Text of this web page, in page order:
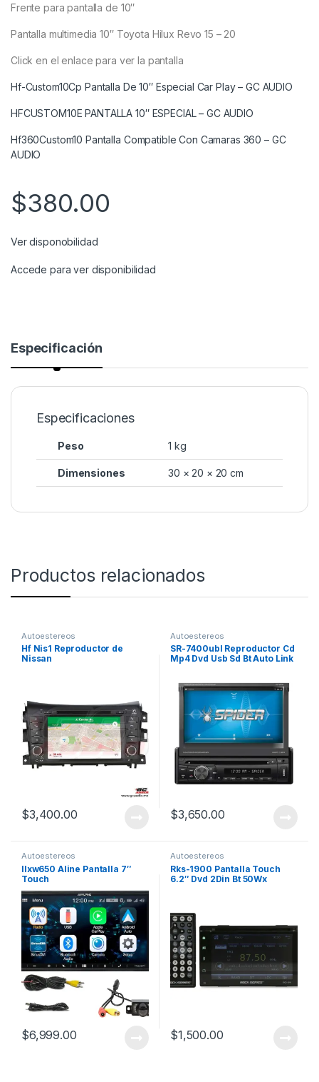
Frente para pantalla de 10″
Pantalla multimedia 10″ Toyota Hilux Revo 15 – 20
Click en el enlace para ver la pantalla
Hf-Custom10Cp Pantalla De 10″ Especial Car Play – GC AUDIO
HFCUSTOM10E PANTALLA 10″ ESPECIAL – GC AUDIO
Hf360Custom10 Pantalla Compatible Con Camaras 360 – GC
AUDIO
$380.00
Ver disponobilidad
Accede para ver disponibilidad
Especificación
Especificaciones
Peso 1 kg
Dimensiones 30 × 20 × 20 cm
Productos relacionados
Autoestereos
Hf Nis1 Reproductor de
Nissan
$3,400.00
Autoestereos
SR-7400ubl Reproductor Cd
Mp4 Dvd Usb Sd Bt Auto Link
$3,650.00
Autoestereos
Ilxw650 Aline Pantalla 7″
Touch
$6,999.00
Autoestereos
Rks-1900 Pantalla Touch
6.2″ Dvd 2Din Bt 50Wx
$1,500.00